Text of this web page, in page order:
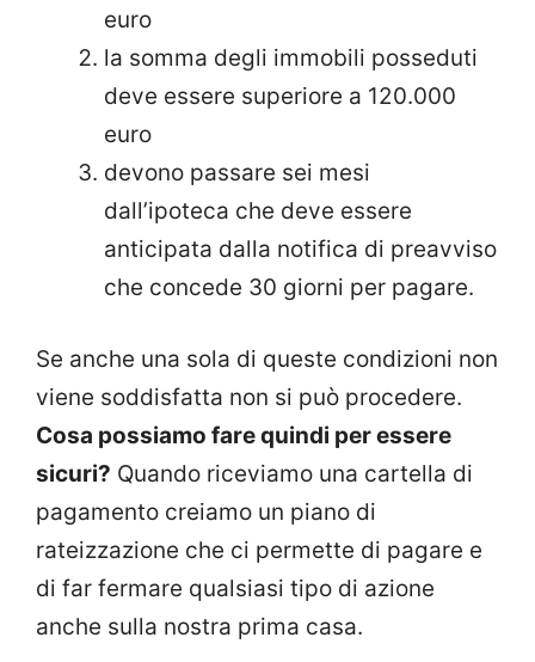
euro
la somma degli immobili posseduti
deve essere superiore a 120.000
euro
devono passare sei mesi
dall’ipoteca che deve essere
anticipata dalla notifica di preavviso
che concede 30 giorni per pagare.
Se anche una sola di queste condizioni non
viene soddisfatta non si può procedere.
Cosa possiamo fare quindi per essere
sicuri? Quando riceviamo una cartella di
pagamento creiamo un piano di
rateizzazione che ci permette di pagare e
di far fermare qualsiasi tipo di azione
anche sulla nostra prima casa.